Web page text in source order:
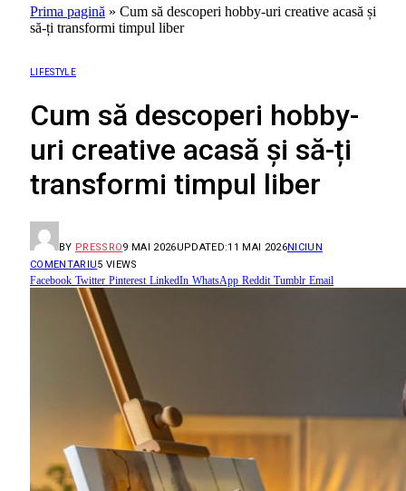
Prima pagină » Cum să descoperi hobby-uri creative acasă și
să-ți transformi timpul liber
LIFESTYLE
Cum să descoperi hobby-
uri creative acasă și să-ți
transformi timpul liber
BY PRESSRO9 MAI 2026UPDATED:11 MAI 2026NICIUN
COMENTARIU5 VIEWS
Facebook Twitter Pinterest LinkedIn WhatsApp Reddit Tumblr Email